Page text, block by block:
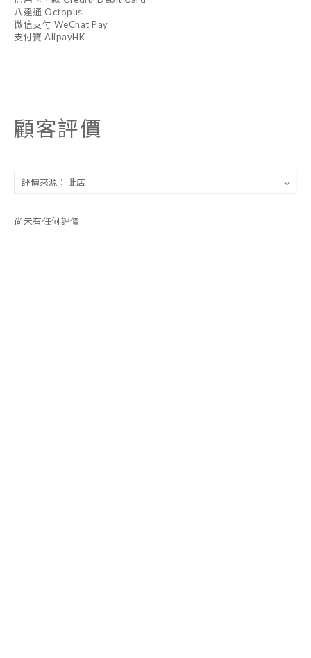
八達通 Octopus
微信支付 WeChat Pay
支付寶 AlipayHK
顧客評價
尚未有任何評價